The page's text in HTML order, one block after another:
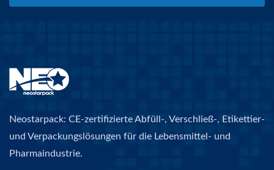
Neostarpack: CE-zertifizierte Abfüll-, Verschließ-, Etikettier-
und Verpackungslösungen für die Lebensmittel- und
Pharmaindustrie.